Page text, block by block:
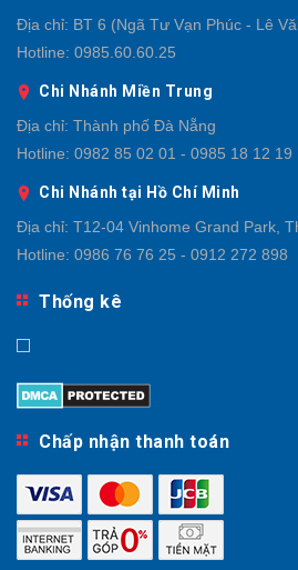
Địa chỉ: BT 6 (Ngã Tư Vạn Phúc - Lê
Hotline: 0985.60.60.25
Chi Nhánh Miền Trung
Địa chỉ: Thành phố Đà Nẵng
Hotline: 0982 85 02 01 - 0985 18 12 19
Chi Nhánh tại Hồ Chí Minh
Địa chỉ: T12-04 Vinhome Grand Park,
Hotline: 0986 76 76 25 - 0912 272 898
Thống kê
Chấp nhận thanh toán